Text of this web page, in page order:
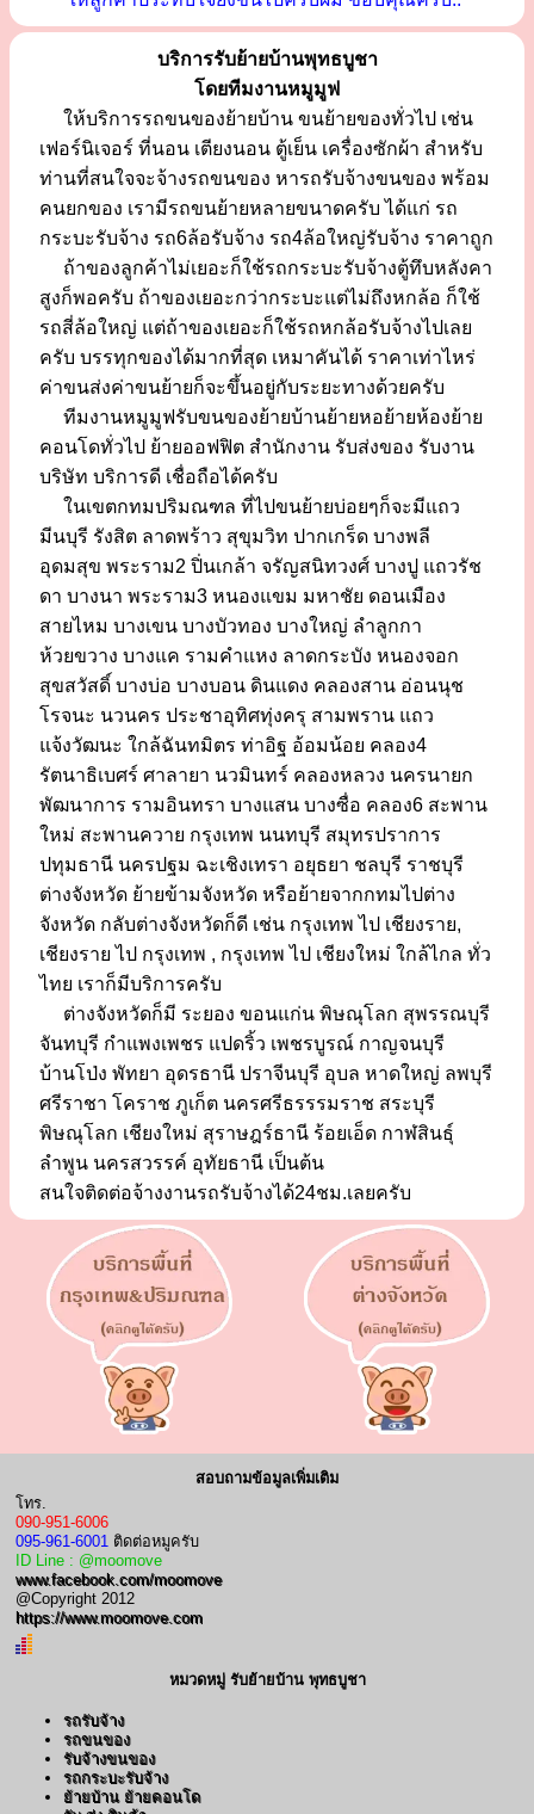
บริการรับย้ายบ้านพุทธบูชา
โดยทีมงานหมูมูฟ
ให้บริการรถขนของย้ายบ้าน ขนย้ายของทั่วไป เช่น
เฟอร์นิเจอร์ ที่นอน เตียงนอน ตู้เย็น เครื่องซักผ้า สำหรับ
ท่านที่สนใจจะจ้างรถขนของ หารถรับจ้างขนของ พร้อม
คนยกของ เรามีรถขนย้ายหลายขนาดครับ ได้แก่ รถ
กระบะรับจ้าง รถ6ล้อรับจ้าง รถ4ล้อใหญ่รับจ้าง ราคาถูก
ถ้าของลูกค้าไม่เยอะก็ใช้รถกระบะรับจ้างตู้ทึบหลังคา
สูงก็พอครับ ถ้าของเยอะกว่ากระบะแต่ไม่ถึงหกล้อ ก็ใช้
รถสี่ล้อใหญ่ แต่ถ้าของเยอะก็ใช้รถหกล้อรับจ้างไปเลย
ครับ บรรทุกของได้มากที่สุด เหมาคันได้ ราคาเท่าไหร่
ค่าขนส่งค่าขนย้ายก็จะขึ้นอยู่กับระยะทางด้วยครับ
ทีมงานหมูมูฟรับขนของย้ายบ้านย้ายหอย้ายห้องย้าย
คอนโดทั่วไป ย้ายออฟฟิต สำนักงาน รับส่งของ รับงาน
บริษัท บริการดี เชื่อถือได้ครับ
ในเขตกทมปริมณฑล ที่ไปขนย้ายบ่อยๆก็จะมีแถว
มีนบุรี รังสิต ลาดพร้าว สุขุมวิท ปากเกร็ด บางพลี
อุดมสุข พระราม2 ปิ่นเกล้า จรัญสนิทวงศ์ บางปู แถวรัช
ดา บางนา พระราม3 หนองแขม มหาชัย ดอนเมือง
สายไหม บางเขน บางบัวทอง บางใหญ่ ลำลูกกา
ห้วยขวาง บางแค รามคำแหง ลาดกระบัง หนองจอก
สุขสวัสดิ์ บางบ่อ บางบอน ดินแดง คลองสาน อ่อนนุช
โรจนะ นวนคร ประชาอุทิศทุ่งครุ สามพราน แถว
แจ้งวัฒนะ ใกล้ฉันทมิตร ท่าอิฐ อ้อมน้อย คลอง4
รัตนาธิเบศร์ ศาลายา นวมินทร์ คลองหลวง นครนายก
พัฒนาการ รามอินทรา บางแสน บางซื่อ คลอง6 สะพาน
ใหม่ สะพานควาย กรุงเทพ นนทบุรี สมุทรปราการ
ปทุมธานี นครปฐม ฉะเชิงเทรา อยุธยา ชลบุรี ราชบุรี
ต่างจังหวัด ย้ายข้ามจังหวัด หรือย้ายจากกทมไปต่าง
จังหวัด กลับต่างจังหวัดก็ดี เช่น กรุงเทพ ไป เชียงราย,
เชียงราย ไป กรุงเทพ , กรุงเทพ ไป เชียงใหม่ ใกล้ไกล ทั่ว
ไทย เราก็มีบริการครับ
ต่างจังหวัดก็มี ระยอง ขอนแก่น พิษณุโลก สุพรรณบุรี
จันทบุรี กำแพงเพชร แปดริ้ว เพชรบูรณ์ กาญจนบุรี
บ้านโป่ง พัทยา อุดรธานี ปราจีนบุรี อุบล หาดใหญ่ ลพบุรี
ศรีราชา โคราช ภูเก็ต นครศรีธรรรมราช สระบุรี
พิษณุโลก เชียงใหม่ สุราษฎร์ธานี ร้อยเอ็ด กาฬสินธุ์
ลำพูน นครสวรรค์ อุทัยธานี เป็นต้น
สนใจติดต่อจ้างงานรถรับจ้างได้24ชม.เลยครับ
สอบถามข้อมูลเพิ่มเติม
โทร.
090-951-6006
095-961-6001 ติดต่อหมูครับ
ID Line : @moomove
www.facebook.com/moomove
@Copyright 2012
https://www.moomove.com
หมวดหมู่ รับย้ายบ้าน พุทธบูชา
รถรับจ้าง
รถขนของ
รับจ้างขนของ
รถกระบะรับจ้าง
ย้ายบ้าน ย้ายคอนโด